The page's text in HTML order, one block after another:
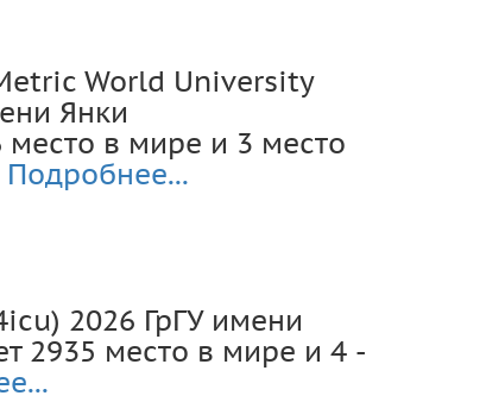
World University
Янки
в мире и 3 место
Подробнее...
2026 ГрГУ имени
2935 место в мире и 4 -